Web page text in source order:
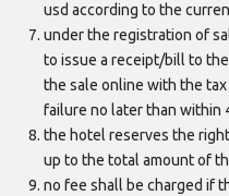
usd according to the
under the registration of
to issue a receipt/bill to
the sale online with the
failure no later than within
the hotel reserves the
up to the total amount of
no fee shall be charged if